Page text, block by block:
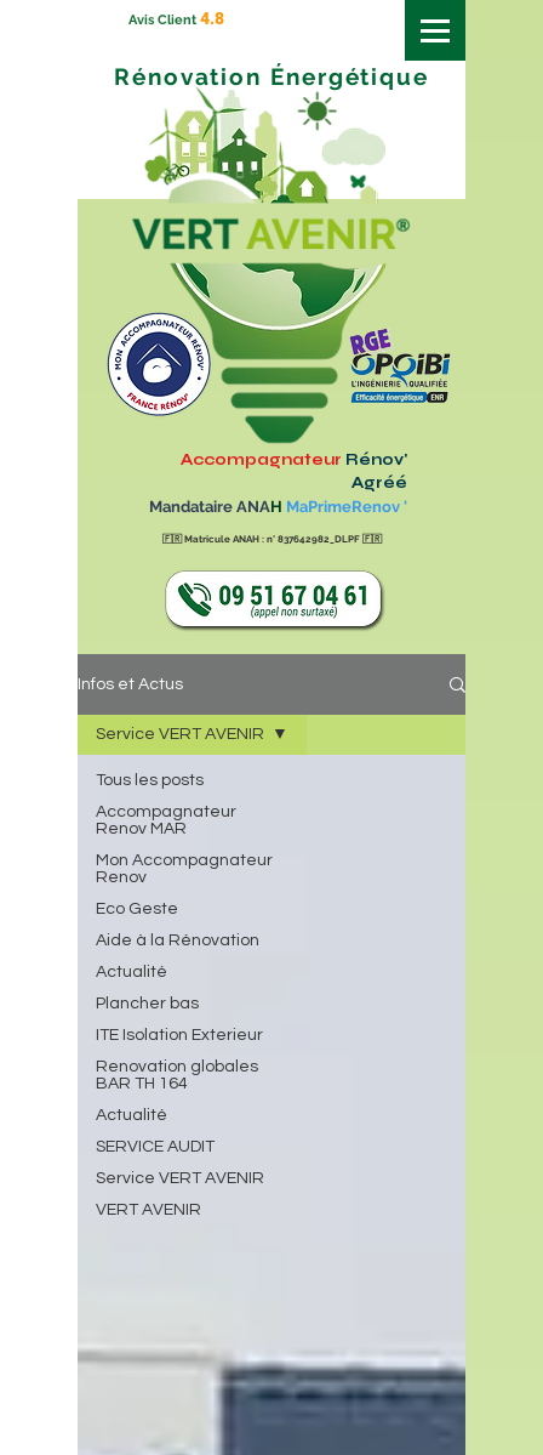
Avis Client 4.8
Rénovation Énergétique
Accompagnateur Rénov'
Agréé
Mandataire ANAH MaPrimeRenov '
🇫🇷Matricule ANAH : n° 837642982_DLPF🇫🇷
Infos et Actus
Tous les posts
Accompagnateur
Renov MAR
Mon Accompagnateur
Renov
Eco Geste
Aide à la Rénovation
Actualité
Plancher bas
ITE Isolation Exterieur
Renovation globales
BAR TH 164
Actualité
SERVICE AUDIT
Service VERT AVENIR
VERT AVENIR
Service VERT AVENIR